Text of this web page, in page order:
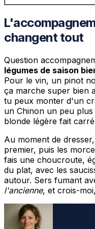
changent tout
Question
légumes de saison
Pour le vin, un pinot
ça marche super bien
tu peux monter d'un
un Chinon un peu
blonde légère fait
Au moment de
premier, puis les
fais une choucroute,
du plat, avec les
autour. Sers fumant
l'ancienne, et crois-